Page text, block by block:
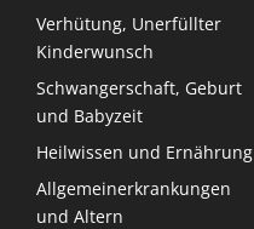
Verhütung, Unerfüllter
Kinderwunsch
Schwangerschaft, Geburt
und Babyzeit
Heilwissen und Ernährung
Allgemeinerkrankungen
und Altern